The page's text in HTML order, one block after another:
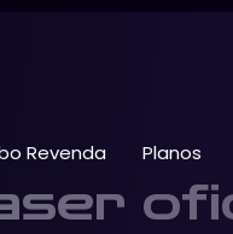
Revenda Planos